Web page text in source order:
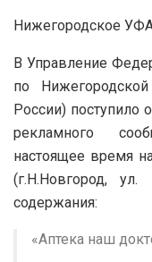
Нижегородское
В Управление
по
России) поступило
рекламного
настоящее время
(г.Н.Новгород,
содержания:
«Аптека наш